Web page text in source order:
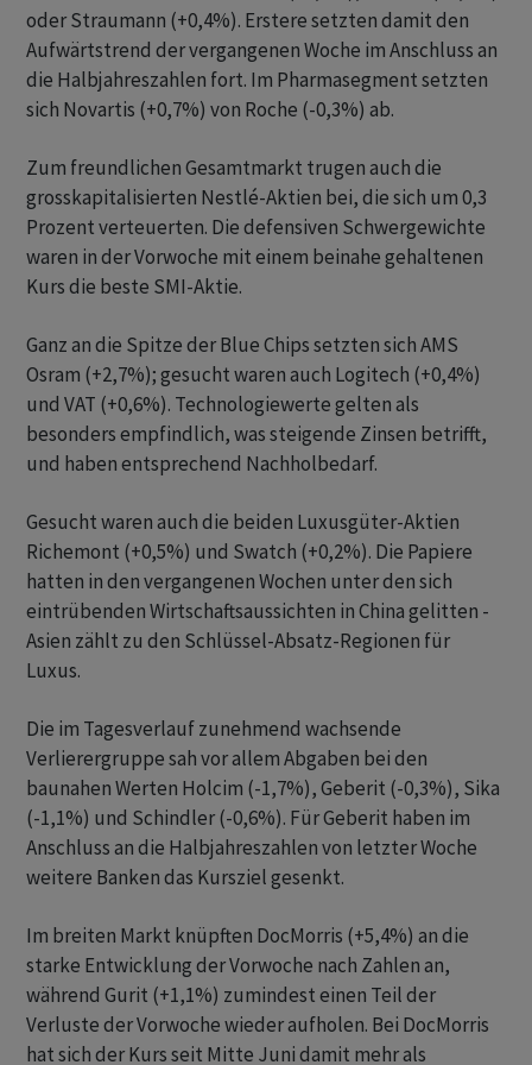
oder Straumann (+0,4%). Erstere setzten damit den
Aufwärtstrend der vergangenen Woche im Anschluss an
die Halbjahreszahlen fort. Im Pharmasegment setzten
sich Novartis (+0,7%) von Roche (-0,3%) ab.
Zum freundlichen Gesamtmarkt trugen auch die
grosskapitalisierten Nestlé-Aktien bei, die sich um 0,3
Prozent verteuerten. Die defensiven Schwergewichte
waren in der Vorwoche mit einem beinahe gehaltenen
Kurs die beste SMI-Aktie.
Ganz an die Spitze der Blue Chips setzten sich AMS
Osram (+2,7%); gesucht waren auch Logitech (+0,4%)
und VAT (+0,6%). Technologiewerte gelten als
besonders empfindlich, was steigende Zinsen betrifft,
und haben entsprechend Nachholbedarf.
Gesucht waren auch die beiden Luxusgüter-Aktien
Richemont (+0,5%) und Swatch (+0,2%). Die Papiere
hatten in den vergangenen Wochen unter den sich
eintrübenden Wirtschaftsaussichten in China gelitten -
Asien zählt zu den Schlüssel-Absatz-Regionen für
Luxus.
Die im Tagesverlauf zunehmend wachsende
Verlierergruppe sah vor allem Abgaben bei den
baunahen Werten Holcim (-1,7%), Geberit (-0,3%), Sika
(-1,1%) und Schindler (-0,6%). Für Geberit haben im
Anschluss an die Halbjahreszahlen von letzter Woche
weitere Banken das Kursziel gesenkt.
Im breiten Markt knüpften DocMorris (+5,4%) an die
starke Entwicklung der Vorwoche nach Zahlen an,
während Gurit (+1,1%) zumindest einen Teil der
Verluste der Vorwoche wieder aufholen. Bei DocMorris
hat sich der Kurs seit Mitte Juni damit mehr als